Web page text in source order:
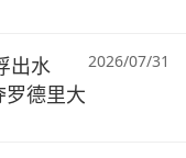
出水
德里大
2026/07/31